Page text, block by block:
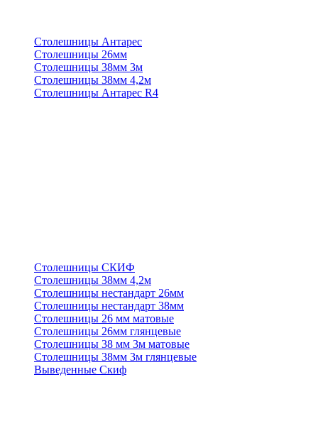
Столешницы Антарес
Столешницы 26мм
Столешницы 38мм 3м
Столешницы 38мм 4,2м
Столешницы Антарес R4
Столешницы СКИФ
Столешницы 38мм 4,2м
Столешницы нестандарт 26мм
Столешницы нестандарт 38мм
Столешницы 26 мм матовые
Столешницы 26мм глянцевые
Столешницы 38 мм 3м матовые
Столешницы 38мм 3м глянцевые
Выведенные Скиф